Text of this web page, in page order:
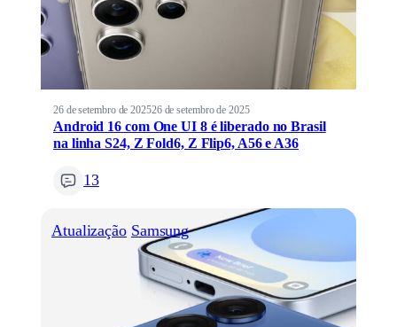
26 de setembro de 202526 de setembro de 2025
Android 16 com One UI 8 é liberado no Brasil
na linha S24, Z Fold6, Z Flip6, A56 e A36
13
Atualização Samsung